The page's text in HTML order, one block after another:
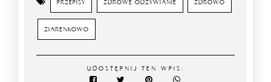
PRZEPISY ZDROWE ODŻYWIANIE ZDROWO
ZIARENKOWO
UDOSTĘPNIJ TEN WPIS: